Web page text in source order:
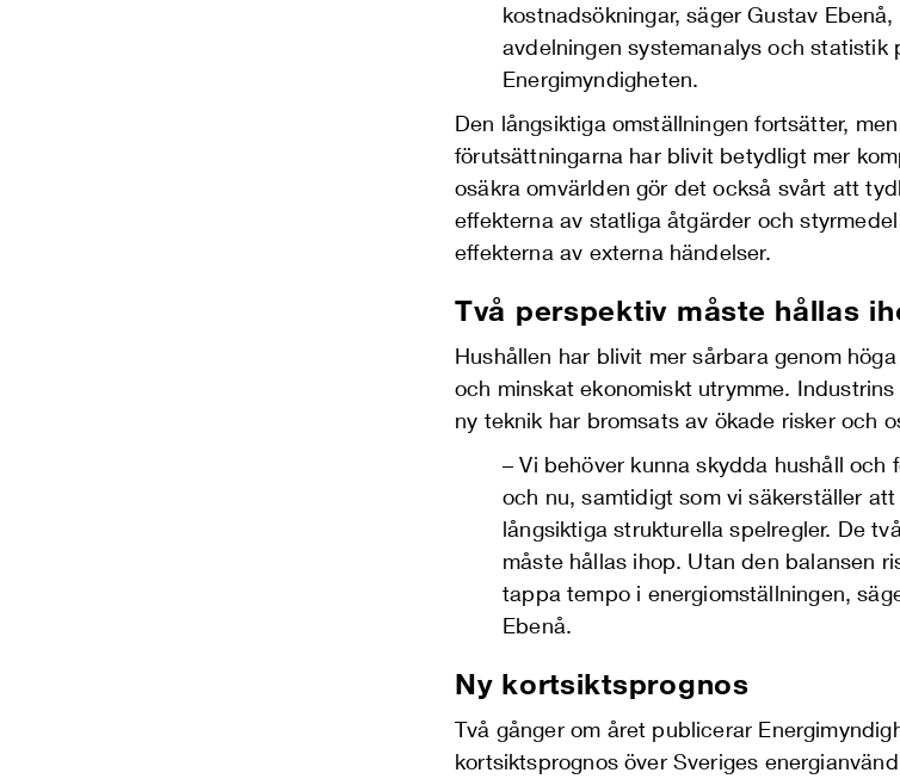
kostnadsökningar, säger Gustav
avdelningen systemanalys och statistik
Energimyndigheten.
Den långsiktiga omställningen fortsätter, men
förutsättningarna har blivit betydligt mer
osäkra omvärlden gör det också svårt att
effekterna av statliga åtgärder och
effekterna av externa händelser.
Två perspektiv måste hållas
Hushållen har blivit mer sårbara genom
och minskat ekonomiskt utrymme. I
ny teknik har bromsats av ökade risker och
–Vi behöver kunna skydda hushåll och
och nu, samtidigt som vi säkerställer
långsiktiga strukturella spelregler. De
måste hållas ihop. Utan den balansen
tappa tempo i energiomställningen,
Ebenå.
Ny kortsiktsprognos
Två gånger om året publicerar
kortsiktsprognos över Sveriges